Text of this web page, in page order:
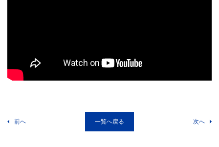
次へ
前へ 一覧へ戻る